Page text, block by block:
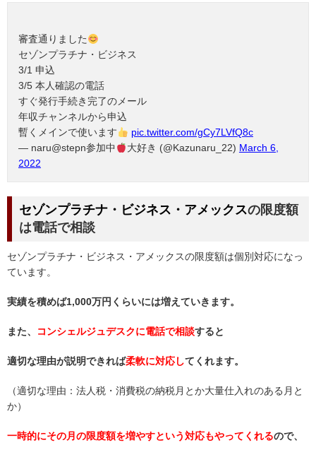
審査通りました
セゾンプラチナ・ビジネス
3/1 申込
3/5 本人確認の電話
すぐ発行手続き完了のメール
年収チャンネルから申込
暫くメインで使います
pic.twitter.com/gCy7LVfQ8c
— naru@stepn参加中
大好き (@Kazunaru_22) March 6,
2022
セゾンプラチナ・ビジネス・アメックスの限度額
は電話で相談
セゾンプラチナ・ビジネス・アメックスの限度額は個別対応になっ
ています。
実績を積めば1,000万円くらいには増えていきます。
また、 コンシェルジュデスクに電話で相談すると
適切な理由が説明できれば柔軟に対応してくれます。
（適切な理由：法人税・消費税の納税月とか大量仕入れのある月と
か）
一時的にその月の限度額を増やすという対応もやってくれるので、